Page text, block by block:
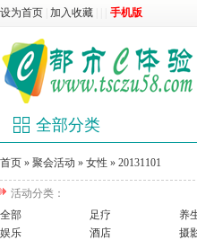
设为首页 加入收藏 手机版
全部分类
首页 » 聚会活动 » 女性 » 20131101
活动分类：
全部
足疗 养
娱乐
酒店 摄